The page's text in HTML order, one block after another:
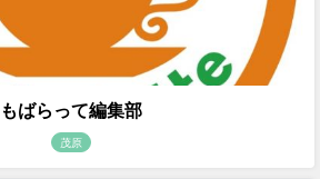
もばらって編集部
茂原